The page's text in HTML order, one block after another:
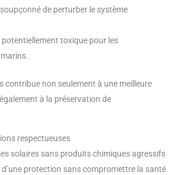
de perturber le système
potentiellement toxique pour les
contribue non seulement à une meilleure
à la préservation de
respectueuses
solaires sans produits chimiques agressifs
protection sans compromettre la santé